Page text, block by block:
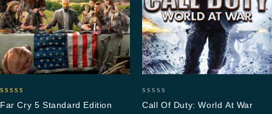
out of 5
Far Cry 5 Standard Edition
out
Call Of Duty: World At War